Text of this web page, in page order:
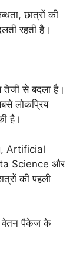
छात्रों की
रहती है।
तेजी से बदला है।
लोकप्रिय
है।
Artificial
Science और
की पहली
वेतन पैकेज के